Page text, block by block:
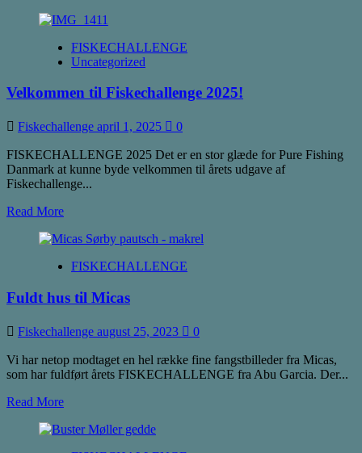
about
er
stemplet
FISKECHALLENGE
Uncategorized
Velkommen til Fiskechallenge 2025!
Fiskechallenge april 1, 2025 0
FISKECHALLENGE 2025 Det er en stor glæde for Pure Fishing
Danmark at kunne byde velkommen til årets udgave af
Fiskechallenge...
Read MoreRead
about
til
2025!
FISKECHALLENGE
Fuldt hus til Micas
Fiskechallenge august 25, 2023 0
Vi har netop modtaget en hel række fine fangstbilleder fra Micas,
som har fuldført årets FISKECHALLENGE fra Abu Garcia. Der...
Read MoreRead
about